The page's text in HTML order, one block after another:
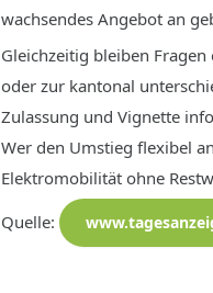
wachsendes Angebot an
Gleichzeitig bleiben
oder zur kantonal
Zulassung und Vignette
Wer den Umstieg flexibel
Elektromobilität ohne
Quelle: